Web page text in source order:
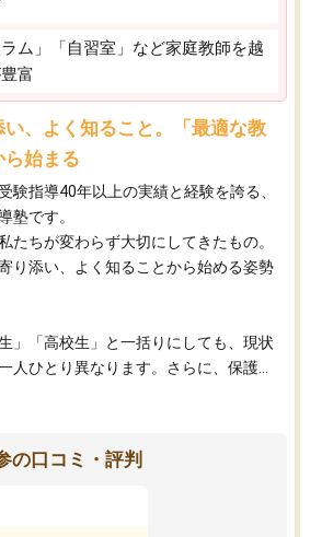
ラム」「自習室」など家庭教師を越
富
、よく知ること。「最適な教
始まる
験指導40年以上の実績と経験を誇る、
塾です。
たちが変わらず大切にしてきたもの。
り添い、よく知ることから始める姿勢
」「高校生」と一括りにしても、現状
人ひとり異なります。さらに、保護...
の口コミ・評判